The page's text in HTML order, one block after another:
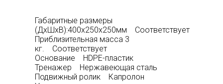
Габаритные размеры
(ДхШхВ):400х250х250мм Соответствует
Приблизительная масса 3
кг. Соответствует
Основание HDPE-пластик
Тренажер Нержавеющая сталь
Подвижный ролик Капролон